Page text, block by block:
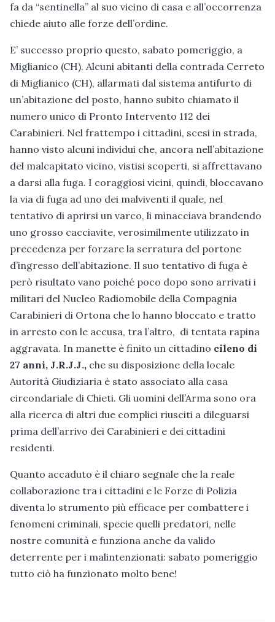
fa da “sentinella” al suo vicino di casa e all’occorrenza
chiede aiuto alle forze dell’ordine.
E’ successo proprio questo, sabato pomeriggio, a
Miglianico (CH). Alcuni abitanti della contrada Cerreto
di Miglianico (CH), allarmati dal sistema antifurto di
un’abitazione del posto, hanno subito chiamato il
numero unico di Pronto Intervento 112 dei
Carabinieri. Nel frattempo i cittadini, scesi in strada,
hanno visto alcuni individui che, ancora nell’abitazione
del malcapitato vicino, vistisi scoperti, si affrettavano
a darsi alla fuga. I coraggiosi vicini, quindi, bloccavano
la via di fuga ad uno dei malviventi il quale, nel
tentativo di aprirsi un varco, li minacciava brandendo
uno grosso cacciavite, verosimilmente utilizzato in
precedenza per forzare la serratura del portone
d’ingresso dell’abitazione. Il suo tentativo di fuga è
però risultato vano poiché poco dopo sono arrivati i
militari del Nucleo Radiomobile della Compagnia
Carabinieri di Ortona che lo hanno bloccato e tratto
in arresto con le accusa, tra l’altro, di tentata rapina
aggravata. In manette è finito un cittadino cileno di
27 anni, J.R.J.J., che su disposizione della locale
Autorità Giudiziaria è stato associato alla casa
circondariale di Chieti. Gli uomini dell’Arma sono ora
alla ricerca di altri due complici riusciti a dileguarsi
prima dell’arrivo dei Carabinieri e dei cittadini
residenti.
Quanto accaduto è il chiaro segnale che la reale
collaborazione tra i cittadini e le Forze di Polizia
diventa lo strumento più efficace per combattere i
fenomeni criminali, specie quelli predatori, nelle
nostre comunità e funziona anche da valido
deterrente per i malintenzionati: sabato pomeriggio
tutto ciò ha funzionato molto bene!